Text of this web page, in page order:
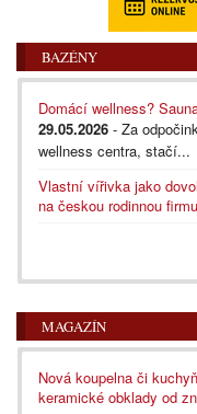
BAZÉNY
Domácí wellness?
29.05.2026 - Za
wellness centra, stačí...
Vlastní vířivka jako
na českou rodinnou
MAGAZÍN
Nová koupelna či
keramické obklady od